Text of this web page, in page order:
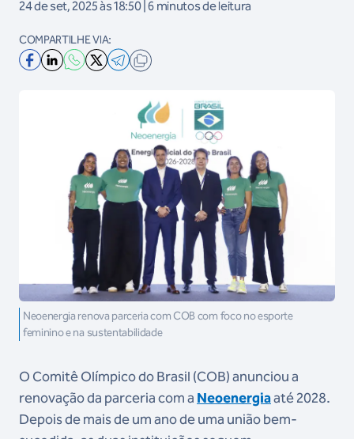
24 de set, 2025 às 18:50 | 6 minutos de leitura
COMPARTILHE VIA:
Neoenergia renova parceria com COB com foco no esporte
feminino e na sustentabilidade
O Comitê Olímpico do Brasil (COB) anunciou a
renovação da parceria com a Neoenergiaaté 2028.
Depois de mais de um ano de uma união bem-